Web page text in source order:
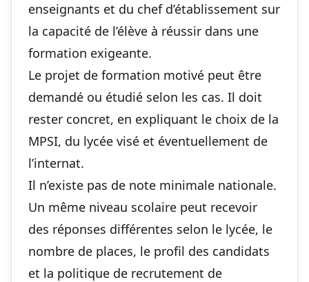
enseignants et du chef d’établissement sur
la capacité de l’élève à réussir dans une
formation exigeante.
Le projet de formation motivé peut être
demandé ou étudié selon les cas. Il doit
rester concret, en expliquant le choix de la
MPSI, du lycée visé et éventuellement de
l’internat.
Il n’existe pas de note minimale nationale.
Un même niveau scolaire peut recevoir
des réponses différentes selon le lycée, le
nombre de places, le profil des candidats
et la politique de recrutement de